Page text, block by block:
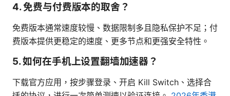
4. 免费与付费版本的取舍？
免费版本通常速度较慢、数据限制多且隐私保护不足；付
费版本提供更稳定的速度、更多节点和更强安全特性。
5. 如何在手机上设置翻墙加速器？
下载官方应用，按步骤登录、开启 Kill Switch、选择合